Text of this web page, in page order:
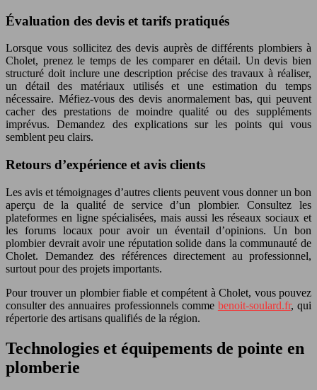
Évaluation des devis et tarifs pratiqués
Lorsque vous sollicitez des devis auprès de différents plombiers à
Cholet, prenez le temps de les comparer en détail. Un devis bien
structuré doit inclure une description précise des travaux à réaliser,
un détail des matériaux utilisés et une estimation du temps
nécessaire. Méfiez-vous des devis anormalement bas, qui peuvent
cacher des prestations de moindre qualité ou des suppléments
imprévus. Demandez des explications sur les points qui vous
semblent peu clairs.
Retours d’expérience et avis clients
Les avis et témoignages d’autres clients peuvent vous donner un bon
aperçu de la qualité de service d’un plombier. Consultez les
plateformes en ligne spécialisées, mais aussi les réseaux sociaux et
les forums locaux pour avoir un éventail d’opinions. Un bon
plombier devrait avoir une réputation solide dans la communauté de
Cholet. Demandez des références directement au professionnel,
surtout pour des projets importants.
Pour trouver un plombier fiable et compétent à Cholet, vous pouvez
consulter des annuaires professionnels comme benoit-soulard.fr, qui
répertorie des artisans qualifiés de la région.
Technologies et équipements de pointe en
plomberie